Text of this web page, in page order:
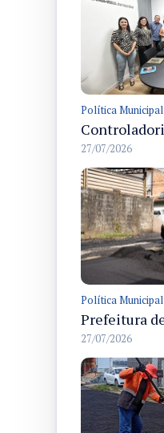
Política Municipal
27/07/2026
Política Municipal
27/07/2026